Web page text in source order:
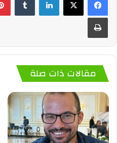
مقالات ذات صلة